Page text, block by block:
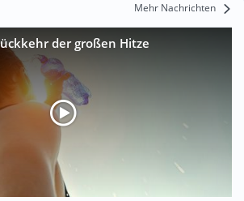
Mehr Nachrichten
der großen Hitze